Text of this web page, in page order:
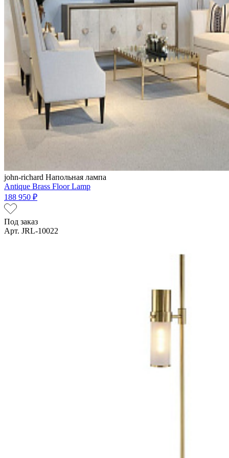
john-richard Напольная лампа
Antique Brass Floor Lamp
188 950 ₽
Под заказ
Арт. JRL-10022